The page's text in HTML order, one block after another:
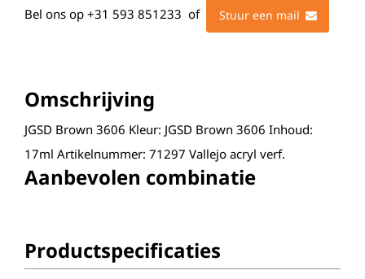
Bel ons op +31 593 851233 of Stuur een mail
Omschrijving
JGSD Brown 3606 Kleur: JGSD Brown 3606 Inhoud:
17ml Artikelnummer: 71297 Vallejo acryl verf.
Aanbevolen combinatie
Productspecificaties